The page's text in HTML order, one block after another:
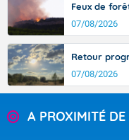
Feux de
07/08/2026
Retour
07/08/2026
A PROXIMITÉ